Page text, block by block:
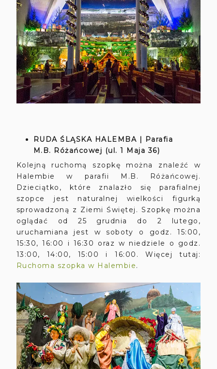
RUDA ŚLĄSKA HALEMBA | Parafia
M.B. Różańcowej (ul. 1 Maja 36)
Kolejną ruchomą szopkę można znaleźć w
Halembie w parafii M.B. Różańcowej.
Dzieciątko, które znalazło się parafialnej
szopce jest naturalnej wielkości figurką
sprowadzoną z Ziemi Świętej. Szopkę można
oglądać od 25 grudnia do 2 lutego,
uruchamiana jest w soboty o godz. 15:00,
15:30, 16:00 i 16:30 oraz w niedziele o godz.
13:00, 14:00, 15:00 i 16:00. Więcej tutaj:
Ruchoma szopka w Halembie.